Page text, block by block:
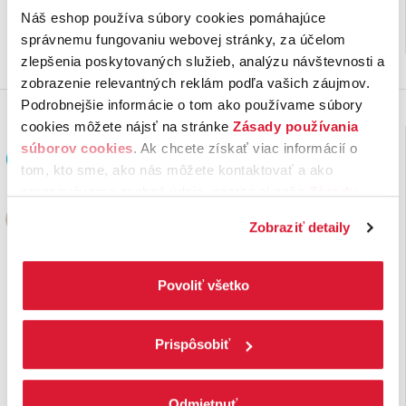
Náš eshop používa súbory cookies pomáhajúce
správnemu fungovaniu webovej stránky, za účelom
zlepšenia poskytovaných služieb, analýzu návštevnosti a
zobrazenie relevantných reklám podľa vašich záujmov.
Podrobnejšie informácie o tom ako používame súbory
cookies môžete nájsť na stránke Zásady používania
súborov cookies. Ak chcete získať viac informácií o
tom, kto sme, ako nás môžete kontaktovať a ako
„Povoliť všetko“ vyjadríte svoj súhlas s používaním
zamietnuť, upravte preferencie kliknutím na tlačítko
Zobraziť detaily
Povoliť všetko
Prispôsobiť
26,00 €
28 ks na sklade
5,19€
na sklade
Darčeková čajová
Ponúkame vám výnimočný
Výber z čajov Citrón,
záhradná a lesná zmes
Ovocné čaje sú ideálnym
doplnkom pitného režimu počas